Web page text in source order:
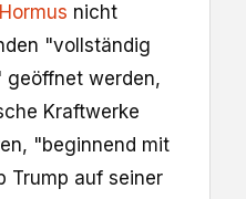
nicht
"vollständig
geöffnet werden,
Kraftwerke
"beginnend mit
Trump auf seiner